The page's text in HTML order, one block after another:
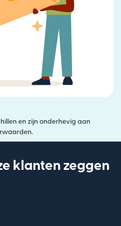
en zijn onderhevig aan
klanten zeggen